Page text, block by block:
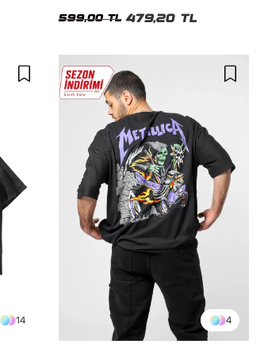
599,00 TL 479,20 TL
14 4